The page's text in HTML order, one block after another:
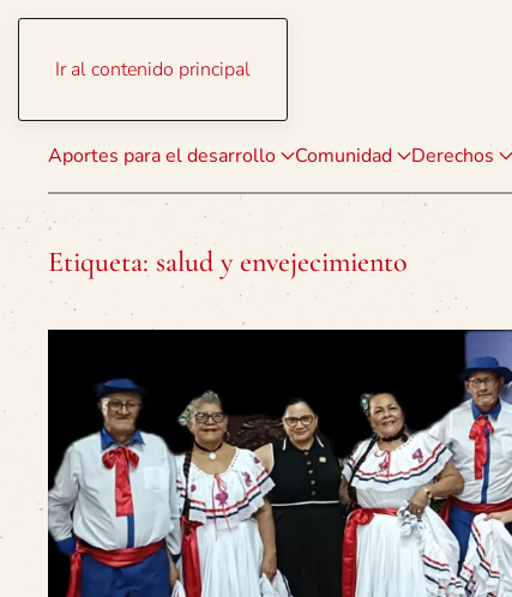
Ir al contenido principal
Aportes para el desarrollo Comunidad Derechos
Etiqueta: salud y envejecimiento